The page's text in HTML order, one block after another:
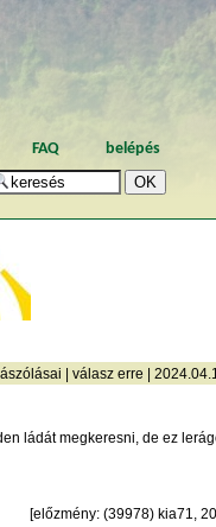
FAQ belépés
válasz erre |
ládát megkeresni, de ez
[előzmény: (39978) kia71,